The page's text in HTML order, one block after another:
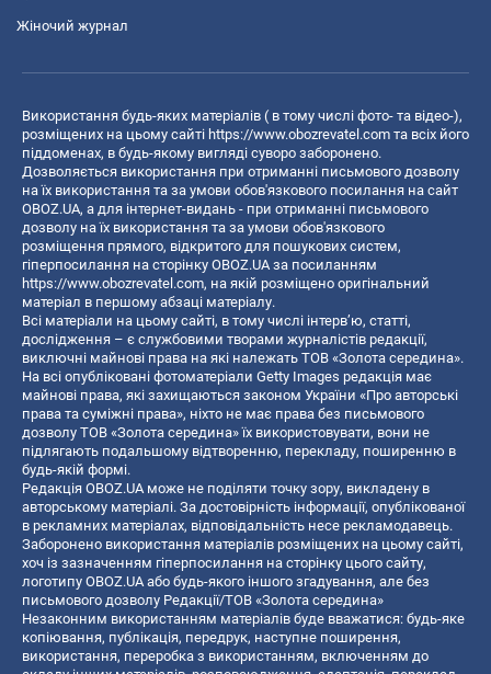
Жіночий журнал
Використання будь-яких матеріалів ( в тому числі фото- та відео-),
розміщених на цьому сайті https://www.obozrevatel.com та всіх його
піддоменах, в будь-якому вигляді суворо заборонено.
Дозволяється використання при отриманні письмового дозволу
на їх використання та за умови обов'язкового посилання на сайт
OBOZ.UA, а для інтернет-видань - при отриманні письмового
дозволу на їх використання та за умови обов'язкового
розміщення прямого, відкритого для пошукових систем,
гіперпосилання на сторінку OBOZ.UA за посиланням
https://www.obozrevatel.com, на якій розміщено оригінальний
матеріал в першому абзаці матеріалу.
Всі матеріали на цьому сайті, в тому числі інтерв’ю, статті,
дослідження – є службовими творами журналістів редакції,
виключні майнові права на які належать ТОВ «Золота середина».
На всі опубліковані фотоматеріали Getty Images редакція має
майнові права, які захищаються законом України «Про авторські
права та суміжні права», ніхто не має права без письмового
дозволу ТОВ «Золота середина» їх використовувати, вони не
підлягають подальшому відтворенню, перекладу, поширенню в
будь-якій формі.
Редакція OBOZ.UA може не поділяти точку зору, викладену в
авторському матеріалі. За достовірність інформації, опублікованої
в рекламних матеріалах, відповідальність несе рекламодавець.
Заборонено використання матеріалів розміщених на цьому сайті,
хоч із зазначенням гіперпосилання на сторінку цього сайту,
логотипу OBOZ.UA або будь-якого іншого згадування, але без
письмового дозволу Редакції/ТОВ «Золота середина»
Незаконним використанням матеріалів буде вважатися: будь-яке
копiювання, публiкацiя, передрук, наступне поширення,
використання, переробка з використанням, включенням до